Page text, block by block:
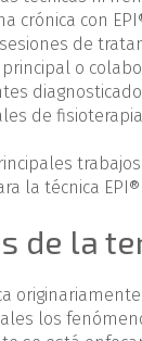
crónica con
de
o
de fisioterapia
la técnica
de la
los